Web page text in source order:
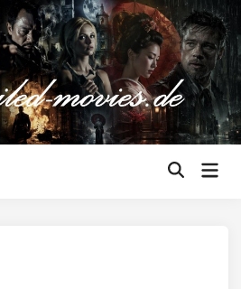
Suche